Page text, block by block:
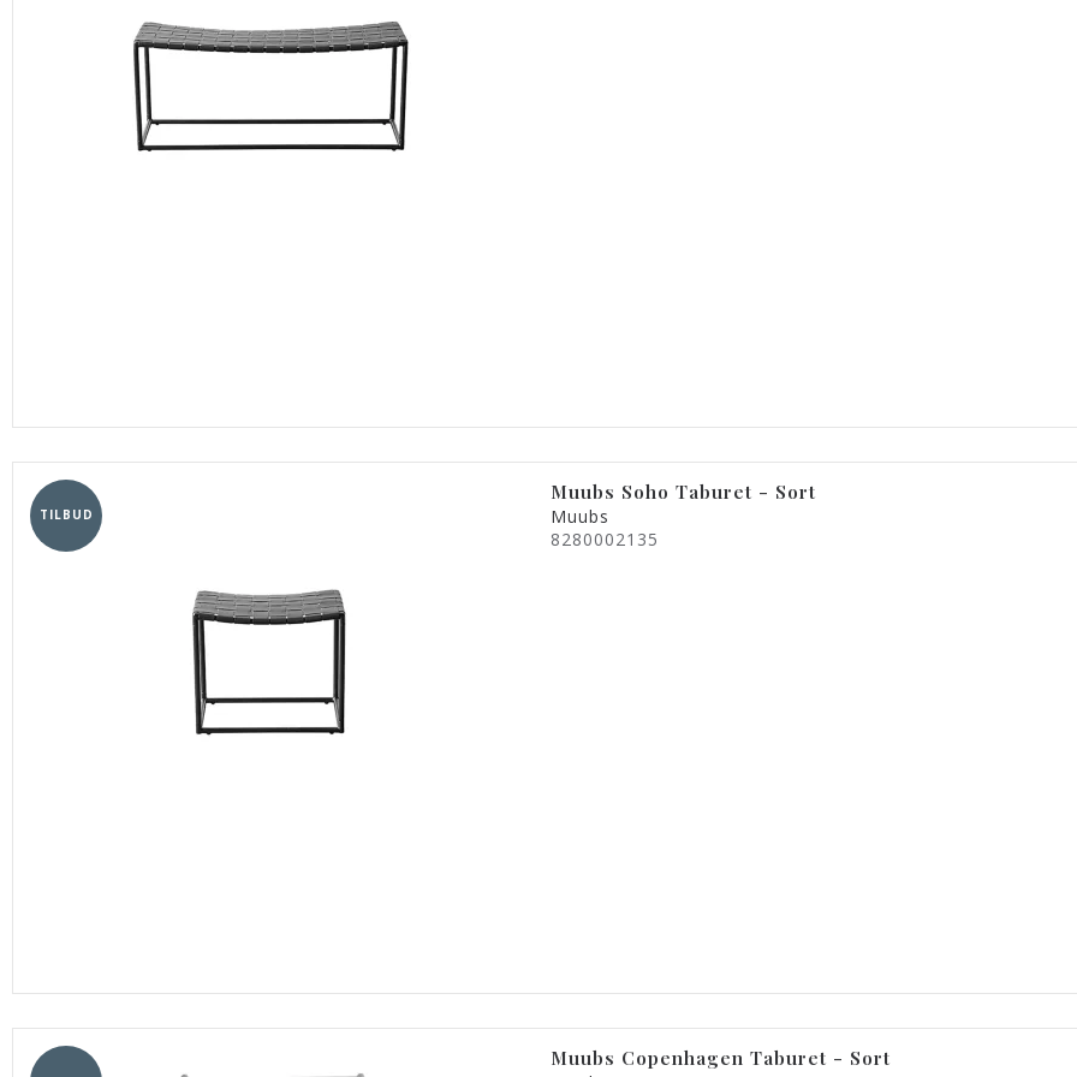
TILBUD
Muubs Soho Taburet - Sort
Muubs
8280002135
Muubs Copenhagen Taburet - Sort